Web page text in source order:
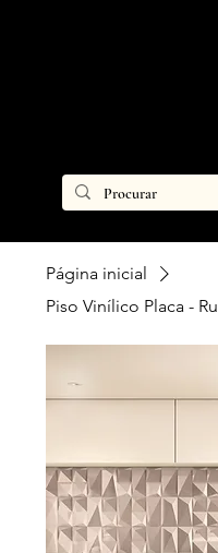
Página inicial
Piso Vinílico Placa -